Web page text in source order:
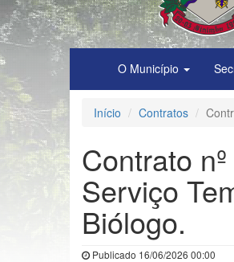
O Município
Início Contratos
Contrato
Serviço
Biólogo.
Publicado 16/06/2026 00:00